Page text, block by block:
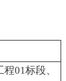
程01标段、